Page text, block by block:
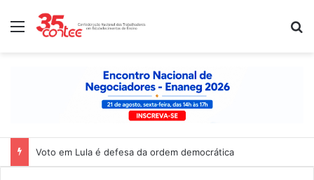
Menu
Voto em Lula é defesa da ordem democrática